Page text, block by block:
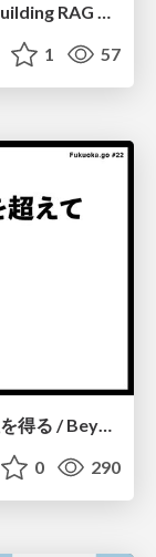
GoとClickhouseで作るRAGアプリ / Building RAG Application with Go and Clickhouse
1 57
0 290